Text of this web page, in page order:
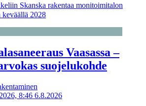
Skanska rakentaa monitoimitalon
keväällä 2028
Vaasassa –
suojelukohde
8:46 6.8.2026